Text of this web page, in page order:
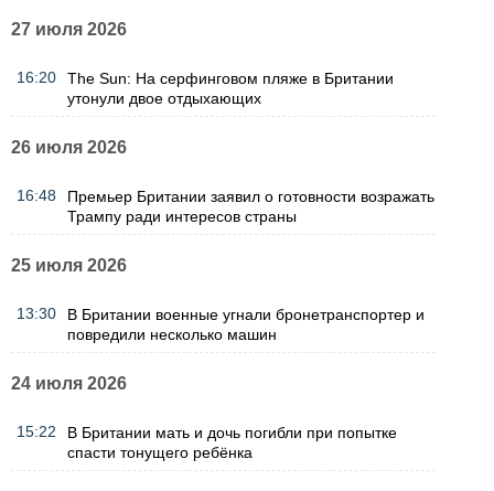
27 июля 2026
16:20
The Sun: На серфинговом пляже в Британии
утонули двое отдыхающих
26 июля 2026
16:48
Премьер Британии заявил о готовности возражать
Трампу ради интересов страны
25 июля 2026
13:30
В Британии военные угнали бронетранспортер и
повредили несколько машин
24 июля 2026
15:22
В Британии мать и дочь погибли при попытке
спасти тонущего ребёнка